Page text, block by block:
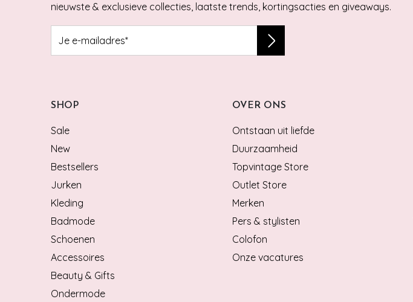
nieuwste & exclusieve collecties, laatste trends, kortingsacties en giveaways.
SHOP
Sale
New
Bestsellers
Jurken
Kleding
Badmode
Schoenen
Accessoires
Beauty & Gifts
Ondermode
OVER ONS
Ontstaan uit liefde
Duurzaamheid
Topvintage Store
Outlet Store
Merken
Pers & stylisten
Colofon
Onze vacatures